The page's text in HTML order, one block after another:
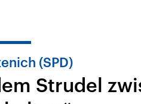
USA
(SPD)
Strudel